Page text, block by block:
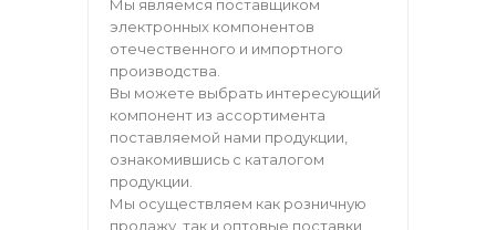
Мы являемся поставщиком
электронных компонентов
отечественного и импортного
производства.
Вы можете выбрать интересующий
компонент из ассортимента
поставляемой нами продукции,
ознакомившись с каталогом
продукции.
Мы осуществляем как розничную
продажу, так и оптовые поставки